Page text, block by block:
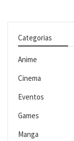
Categorias
Anime
Cinema
Eventos
Games
Manga